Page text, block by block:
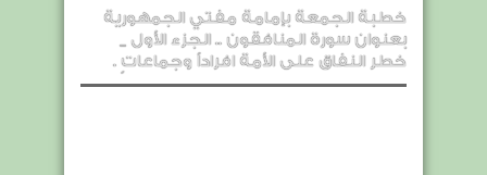
خطبة الجمعة بإمامة مفتي الجمهورية
بعنوان سورة المنافقون .. الجزء الأول _
خطر النفاق على الأمة افراداً وجماعاتٍ .